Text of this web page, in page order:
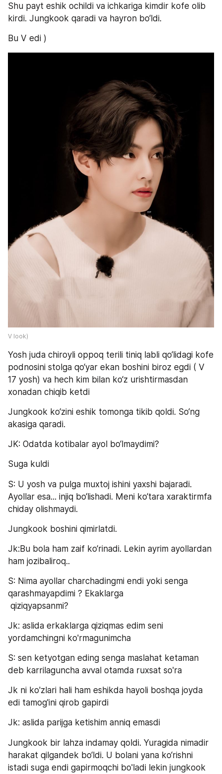
Shu payt eshik ochildi va ichkariga kimdir kofe olib
kirdi. Jungkook qaradi va hayron bo‘ldi.
Bu V edi )
V look)
Yosh juda chiroyli oppoq terili tiniq labli qo‘lidagi kofe
podnosini stolga qo‘yar ekan boshini biroz egdi ( V
17 yosh) va hech kim bilan ko‘z urishtirmasdan
xonadan chiqib ketdi
Jungkook ko‘zini eshik tomonga tikib qoldi. So‘ng
akasiga qaradi.
JK: Odatda kotibalar ayol bo‘lmaydimi?
Suga kuldi
S: U yosh va pulga muxtoj ishini yaxshi bajaradi.
Ayollar esa... injiq bo‘lishadi. Meni ko‘tara xaraktirmfa
chiday olishmaydi.
Jungkook boshini qimirlatdi.
Jk:Bu bola ham zaif ko‘rinadi. Lekin ayrim ayollardan
ham jozibaliroq..
S: Nima ayollar charchadingmi endi yoki senga
qarashmayapdimi ? Ekaklarga
qiziqyapsanmi?
Jk: aslida erkaklarga qiziqmas edim seni
yordamchingni ko'rmagunimcha
S: sen ketyotgan eding senga maslahat ketaman
deb karrilaguncha avval otamda ruxsat so'ra
Jk ni ko'zlari hali ham eshikda hayoli boshqa joyda
edi tamog'ini qirob gapirdi
Jk: aslida parijga ketishim anniq emasdi
Jungkook bir lahza indamay qoldi. Yuragida nimadir
harakat qilgandek bo‘ldi. U bolani yana ko‘rishni
istadi suga endi gapirmoqchi bo'ladi lekin jungkook